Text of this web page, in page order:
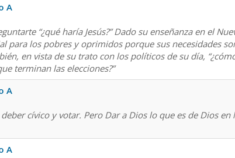
A
“¿qué haría Jesús?” Dado su enseñanza en el
para los pobres y oprimidos porque sus necesidades
en vista de su trato con los políticos de su día,
terminan las elecciones?”
A
cívico y votar. Pero Dar a Dios lo que es de Dios en
A